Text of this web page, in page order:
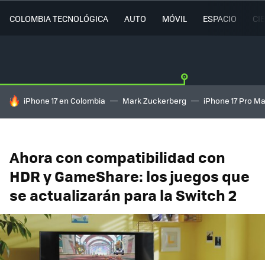
COLOMBIA TECNOLÓGICA AUTO MÓVIL ESPACIO
HOY SE HABLA DE
iPhone 17 en Colombia Mark Zuckerberg iPhone 17 Pro
Ahora con compatibilidad con
HDR y GameShare: los juegos que
se actualizarán para la Switch 2